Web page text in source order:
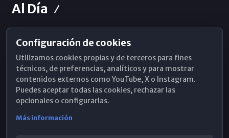
Al Día
Horarios de Misa
Hemeroteca
WhatsApp
Configuración de cookies
Utilizamos cookies propias y de terceros para fines
técnicos, de preferencias, analíticos y para mostrar
contenidos externos como YouTube, X o Instagram.
Puedes aceptar todas las cookies, rechazar las
opcionales o configurarlas.
Más información